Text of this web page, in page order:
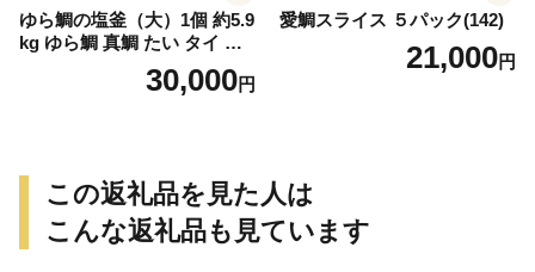
ゆら鯛の塩釜（大）1個 約5.9
kg ゆら鯛 真鯛 たい タイ 鯛
塩釜焼き 塩釜 魚 魚介類 海鮮
祝い事 お祝い ハレの日 食品
30,000円
愛鯛スライス ５パック(142)
21,000円
この返礼品を見た人は
こんな返礼品も見ています